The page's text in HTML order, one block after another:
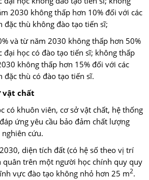
2030 không thấp hơn 10% đối với các
đặc thù không đào tạo tiến sĩ;
và từ năm 2030 không thấp hơn 50%
đại học có đào tạo tiến sĩ; không thấp
không thấp hơn 15% đối với các
thù có đào tạo tiến sĩ.
vật chất
có khuôn viên, cơ sở vật chất, hệ thống
ứng yêu cầu bảo đảm chất lượng
cứu.
diện tích đất (có hệ số theo vị trí
trên một người học chính quy quy
vực đào tạo không nhỏ hơn 25 m2.